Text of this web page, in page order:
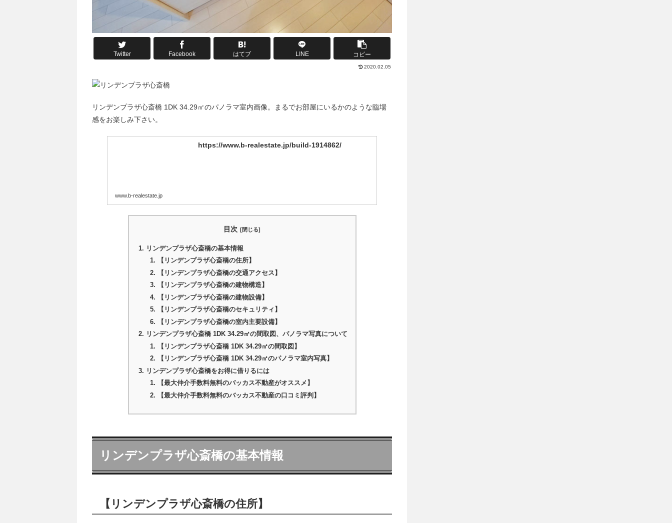
Twitter Facebook はてブ LINE コピー
2020.02.05
リンデンプラザ心斎橋 1DK 34.29㎡のパノラマ室内画像。まるでお部屋にいるかのような臨場
感をお楽しみ下さい。
https://www.b-realestate.jp/build-1914862/
www.b-realestate.jp
目次
リンデンプラザ心斎橋の基本情報
【リンデンプラザ心斎橋の住所】
【リンデンプラザ心斎橋の交通アクセス】
【リンデンプラザ心斎橋の建物構造】
【リンデンプラザ心斎橋の建物設備】
【リンデンプラザ心斎橋のセキュリティ】
【リンデンプラザ心斎橋の室内主要設備】
リンデンプラザ心斎橋 1DK 34.29㎡の間取図、パノラマ写真について
【リンデンプラザ心斎橋 1DK 34.29㎡の間取図】
【リンデンプラザ心斎橋 1DK 34.29㎡のパノラマ室内写真】
リンデンプラザ心斎橋をお得に借りるには
【最大仲介手数料無料のバッカス不動産がオススメ】
【最大仲介手数料無料のバッカス不動産の口コミ評判】
リンデンプラザ心斎橋の基本情報
【リンデンプラザ心斎橋の住所】